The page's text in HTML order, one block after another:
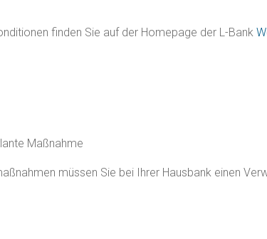
finden Sie auf der Homepage der L-Bank
Maßnahme
müssen Sie bei Ihrer Hausbank einen